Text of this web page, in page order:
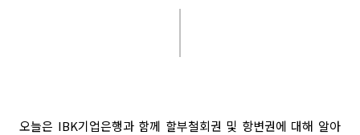
오늘은 IBK기업은행과 함께 할부철회권 및 항변권에 대해 알아